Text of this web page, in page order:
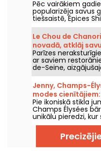
Vidusjūras virtuvei.
Pēc vairākiem
popularizēja savus
tiešsaistē, Épices
fizisko veikalu
septembra zīmols
Martin, 10. rajonā,
Vidusjūras virtuves
delikatesu
Le Chou de
novadā, atklāj
sarakstā.
Parīzes
ar saviem
de-Seine,
arī Yvelīnēs! Un ne
Chanorier pilī
var ļauties garšu
te var iepazīt
pieder Charlie
Mēs izmēģinājām
kura ēdienkarte ir
un pat milzīga
ziemā tiek
Jenny, Champs-
modes
elegantais tējas
Pie ikoniskā stikla
Champs Élysées
unikālu pieredzi,
mantojums ar
Izsmalcinātas
paraksta kokteiļi
— Parīzes šīs